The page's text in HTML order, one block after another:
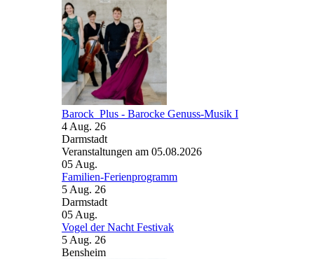
Barock_Plus - Barocke Genuss-Musik I
4 Aug. 26
Darmstadt
Veranstaltungen am 05.08.2026
05 Aug.
Familien-Ferienprogramm
5 Aug. 26
Darmstadt
05 Aug.
Vogel der Nacht Festivak
5 Aug. 26
Bensheim